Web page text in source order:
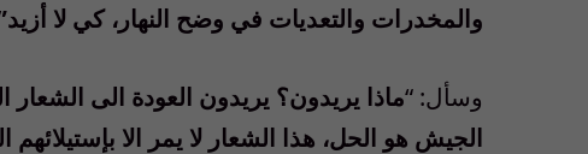
والمخدرات والتعديات في وضح النهار، كي لا
وسأل: “ماذا يريدون؟ يريدون العودة الى
الجيش هو الحل، هذا الشعار لا يمر الا